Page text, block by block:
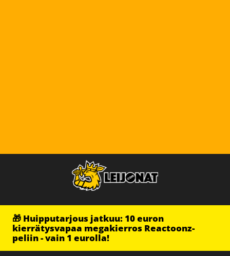
🎁 Huipputarjous jatkuu: 10 euron
kierrätysvapaa megakierros Reactoonz-
peliin - vain 1 eurolla!